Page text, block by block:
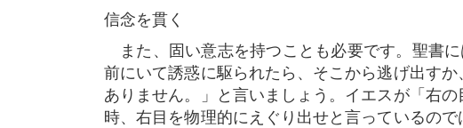
信念を貫く
また、固い意志を持つことも必要です。聖書
前にいて誘惑に駆られたら、そこから逃げ出す
ありません。」と言いましょう。イエスが「右
時、右目を物理的にえぐり出せと言っているの